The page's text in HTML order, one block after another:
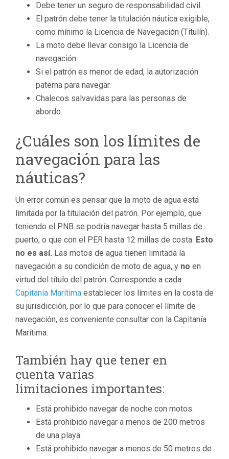
Debe tener un seguro de responsabilidad civil.
El patrón debe tener la titulación náutica exigible,
como mínimo la Licencia de Navegación (Titulín).
La moto debe llevar consigo la Licencia de
navegación.
Si el patrón es menor de edad, la autorización
paterna para navegar.
Chalecos salvavidas para las personas de
abordo.
¿Cuáles son los límites de
navegación para las
náuticas?
Un error común es pensar que la moto de agua está
limitada por la titulación del patrón. Por ejemplo, que
teniendo el PNB se podría navegar hasta 5 millas de
puerto, o que con el PER hasta 12 millas de costa. Esto
no es así. Las motos de agua tienen limitada la
navegación a su condición de moto de agua, y no en
virtud del título del patrón. Corresponde a cada
Capitanía Marítima establecer los límites en la costa de
su jurisdicción, por lo que para conocer el límite de
navegación, es conveniente consultar con la Capitanía
Marítima.
También hay que tener en
cuenta varias
limitaciones importantes:
Está prohibido navegar de noche con motos.
Está prohibido navegar a menos de 200 metros
de una playa.
Está prohibido navegar a menos de 50 metros de